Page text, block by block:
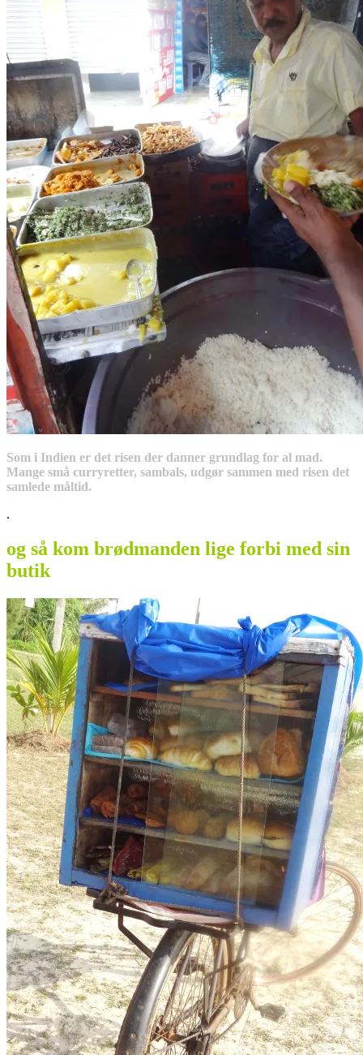
Som i Indien er det risen der danner grundlag for al mad.
Mange små curryretter, sambals, udgør sammen med risen det
samlede måltid.
.
og så kom brødmanden lige forbi med sin
butik